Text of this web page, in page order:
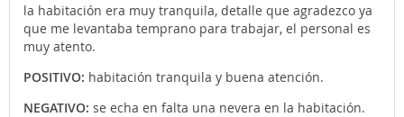
la habitación era muy tranquila, detalle que agradezco ya
que me levantaba temprano para trabajar, el personal es
muy atento.
POSITIVO: habitación tranquila y buena atención.
NEGATIVO: se echa en falta una nevera en la habitación.